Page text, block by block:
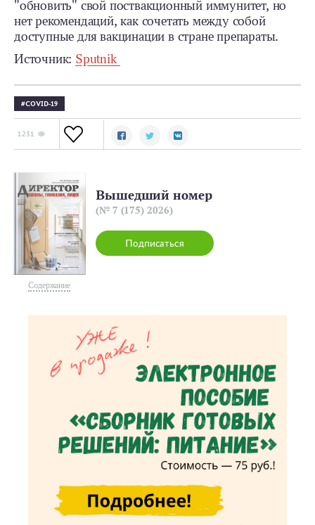
"обновить" свой поствакционный иммунитет, но
нет рекомендаций, как сочетать между собой
доступные для вакцинации в стране препараты.
Источник: Sputnik
COVID-19
1231
Содержание
Подписаться
Вышедший номер
(№ 7 (175) 2026)